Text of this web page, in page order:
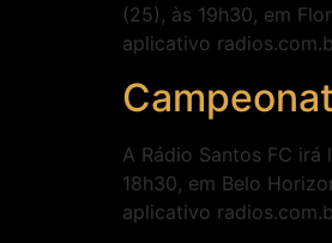
(25), às 19h30, em
aplicativo
A Rádio Santos FC
18h30, em Belo
aplicativo